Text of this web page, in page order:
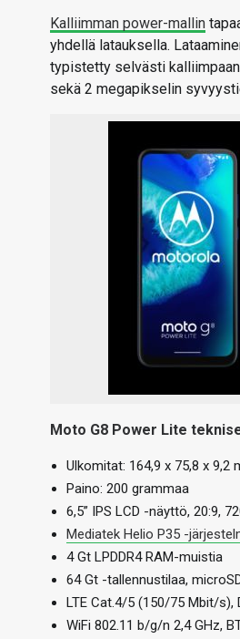
Kalliimman power-mallin
yhdellä latauksella.
typistetty selvästi
sekä 2 megapikselin
Moto G8 Power Lite
Ulkomitat: 164,9 x 75,8 x 9,2
Paino: 200 grammaa
6,5” IPS LCD -näyttö, 20:9,
Mediatek Helio P35 -
4 Gt LPDDR4 RAM-muistia
64 Gt -tallennustilaa,
LTE Cat.4/5 (150/75 Mbit/s),
WiFi 802.11 b/g/n 2,4 GHz,